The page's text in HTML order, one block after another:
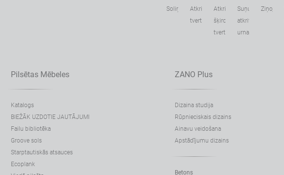
Soliņi
Atkritumu
tvertnes
Atkritumu
šķirošanas
tvertnes
Suņu
atkritumu
urnas
Ziņojumi
Pilsētas Mēbeles
Katalogs
BIEŽĀK UZDOTIE JAUTĀJUMI
Failu bibliotēka
Groove sols
Starptautiskās atsauces
Ecoplank
ZANO Plus
Dizaina studija
Rūpnieciskais dizains
Ainavu veidošana
Apstādījumu dizains
Betons